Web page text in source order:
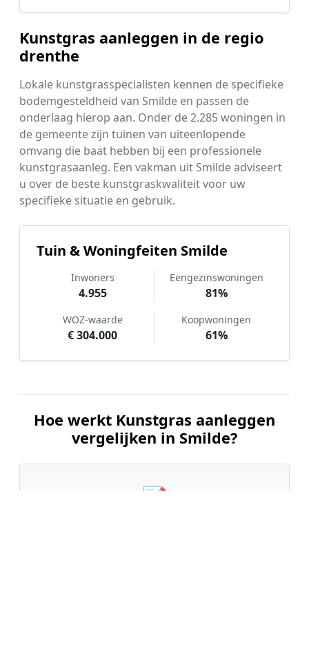
Kunstgras aanleggen in de regio
drenthe
Lokale kunstgrasspecialisten kennen de specifieke
bodemgesteldheid van Smilde en passen de
onderlaag hierop aan. Onder de 2.285 woningen in
de gemeente zijn tuinen van uiteenlopende
omvang die baat hebben bij een professionele
kunstgrasaanleg. Een vakman uit Smilde adviseert
u over de beste kunstgraskwaliteit voor uw
specifieke situatie en gebruik.
Tuin & Woningfeiten Smilde
Inwoners
4.955
Eengezinswoningen
81%
WOZ-waarde
€ 304.000
Koopwoningen
61%
Hoe werkt Kunstgras aanleggen
vergelijken in Smilde?
📝